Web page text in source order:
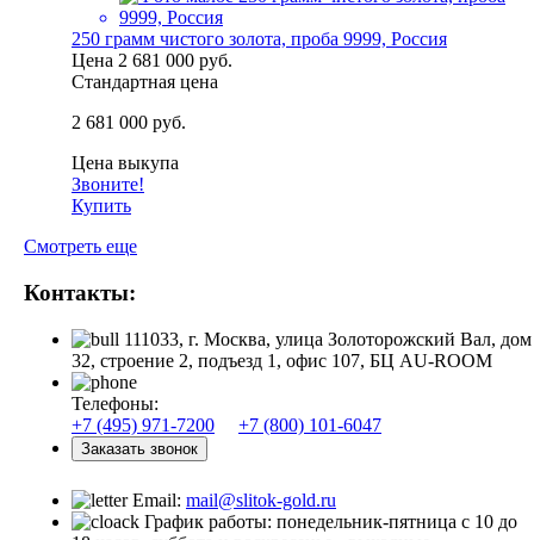
250 грамм чистого золота, проба 9999, Россия
Цена 2 681 000 руб.
Стандартная цена
2 681 000 руб.
Цена выкупа
Звоните!
Купить
Смотреть еще
Контакты:
111033, г. Москва, улица Золоторожский Вал, дом
32, строение 2, подъезд 1, офис 107, БЦ AU-ROOM
Телефоны:
+7 (495) 971-7200
+7 (800) 101-6047
Заказать звонок
Email: mail@slitok-gold.ru
График работы: понедельник-пятница с 10 до